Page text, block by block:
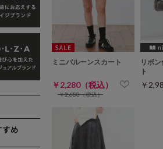
ミニバルーンスカート
￥2,280（税込）
￥2,680（税込）
リボ
ト
￥